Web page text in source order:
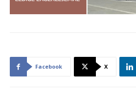
Facebook X